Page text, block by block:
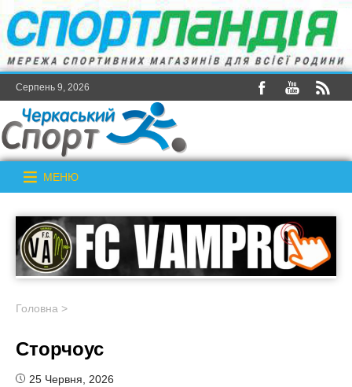
Серпень 9, 2026
МЕНЮ
Головна >
Сторчоус
25 Червня, 2026